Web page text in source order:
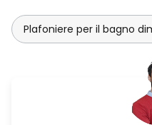
Plafoniere per il bagno